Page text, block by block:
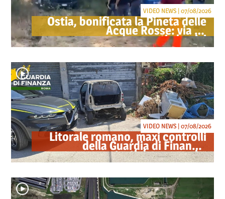
Ostia, bonificata la Pineta delle
Acque Rosse: via gli
accampamenti abusivi
VIDEO NEWS | 07/08/2026
Litorale romano, maxi controlli
della Guardia di Finanza:
sequestrati droga, armi e
ricambi di auto rubate
VIDEO NEWS | 07/08/2026